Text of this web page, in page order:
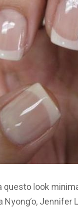
questo look
Nyong’o, Jennifer